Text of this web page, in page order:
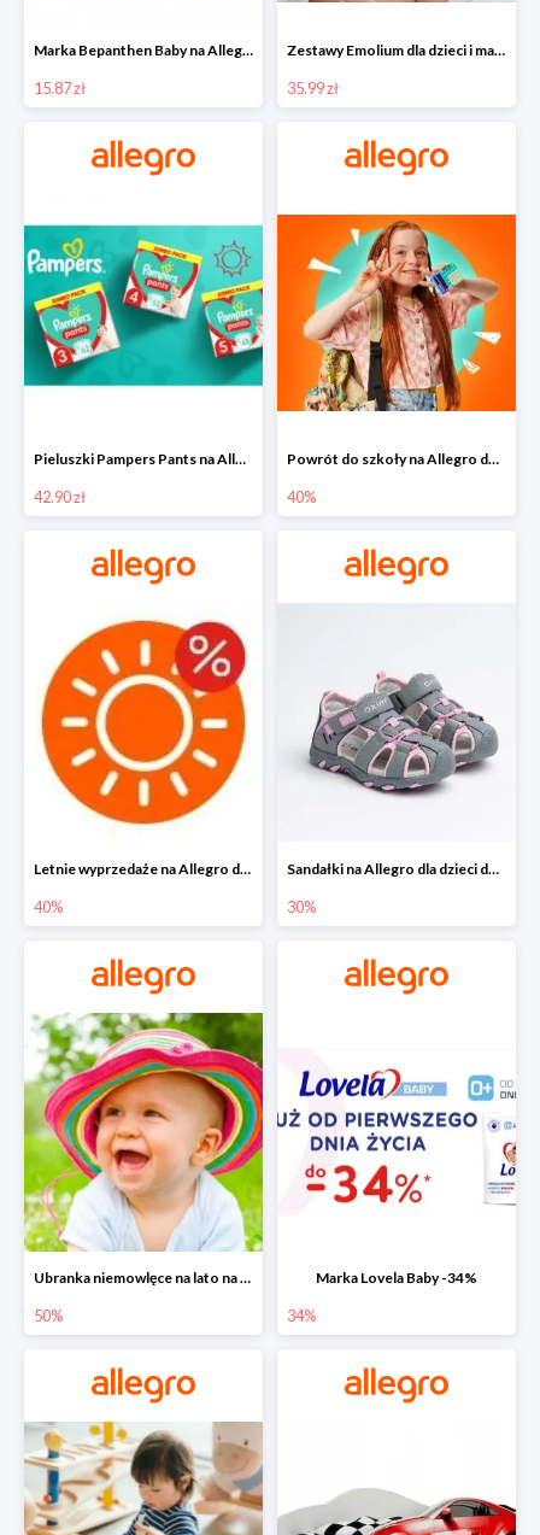
Marka Bepanthen Baby na Allegro od 15,87 zł!
15.87 zł
Zestawy Emolium dla dzieci i mam na Allegro od 35,99 zł
35.99 zł
Pieluszki Pampers Pants na Allegro od 42,90 zł
42.90 zł
Powrót do szkoły na Allegro do -40%
40%
Letnie wyprzedaże na Allegro do -40%
40%
Sandałki na Allegro dla dzieci do -30%
30%
Ubranka niemowlęce na lato na Allegro do -50%
50%
Marka Lovela Baby -34%
34%